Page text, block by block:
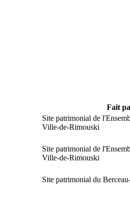
Fait
Site patrimonial de
Ville-de-Rimouski
Site patrimonial de
Ville-de-Rimouski
Site patrimonial du